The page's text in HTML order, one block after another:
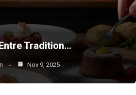
Tradition…
Nov 9, 2025